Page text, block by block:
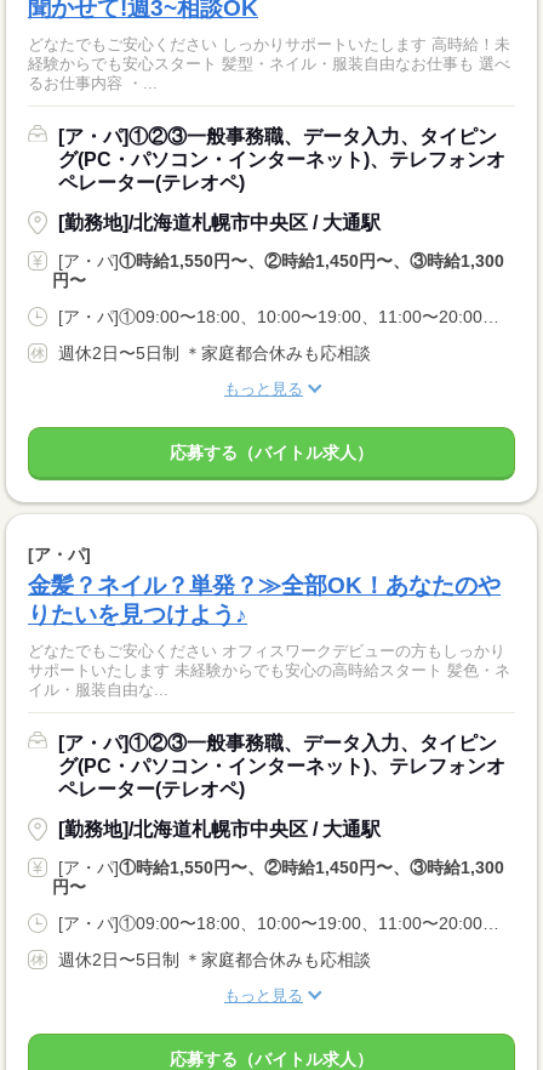
聞かせて!週3~相談OK
どなたでもご安心ください しっかりサポートいたします 高時給！未
経験からでも安心スタート 髪型・ネイル・服装自由なお仕事も 選べ
るお仕事内容 ・...
[ア・パ]①②③一般事務職、データ入力、タイピン
グ(PC・パソコン・インターネット)、テレフォンオ
ペレーター(テレオペ)
[勤務地]/北海道札幌市中央区 / 大通駅
[ア・パ]①時給1,550円〜、②時給1,450円〜、③時給1,300
円〜
週休2日〜5日制 ＊家庭都合休みも応相談
もっと見る
応募する（バイトル求人）
[ア・パ]
金髪？ネイル？単発？≫全部OK！あなたのや
りたいを見つけよう♪
どなたでもご安心ください オフィスワークデビューの方もしっかり
サポートいたします 未経験からでも安心の高時給スタート 髪色・ネ
イル・服装自由な...
[ア・パ]①②③一般事務職、データ入力、タイピン
グ(PC・パソコン・インターネット)、テレフォンオ
ペレーター(テレオペ)
[勤務地]/北海道札幌市中央区 / 大通駅
[ア・パ]①時給1,550円〜、②時給1,450円〜、③時給1,300
円〜
週休2日〜5日制 ＊家庭都合休みも応相談
もっと見る
応募する（バイトル求人）